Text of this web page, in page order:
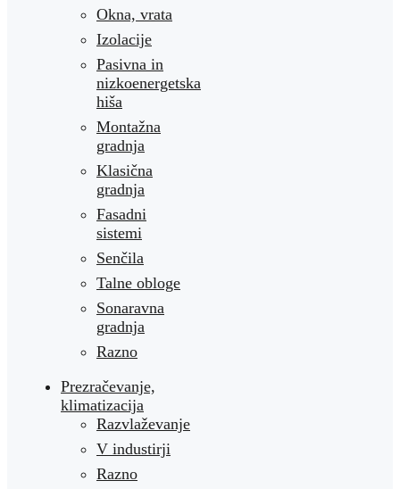
Okna, vrata
Izolacije
Pasivna in
nizkoenergetska
hiša
Montažna
gradnja
Klasična
gradnja
Fasadni
sistemi
Senčila
Talne obloge
Sonaravna
gradnja
Razno
Prezračevanje,
klimatizacija
Razvlaževanje
V industirji
Razno